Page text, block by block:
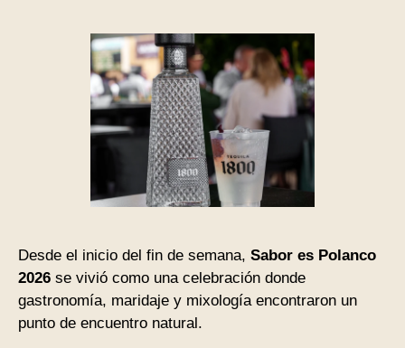
Desde el inicio del fin de semana, Sabor es Polanco
2026 se vivió como una celebración donde
gastronomía, maridaje y mixología encontraron un
punto de encuentro natural.